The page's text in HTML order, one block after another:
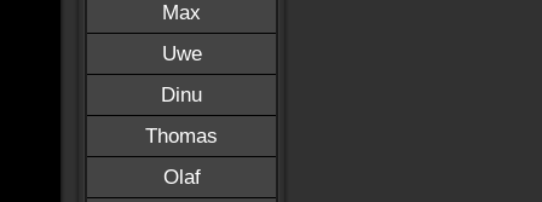
Max
Uwe
Dinu
Thomas
Olaf